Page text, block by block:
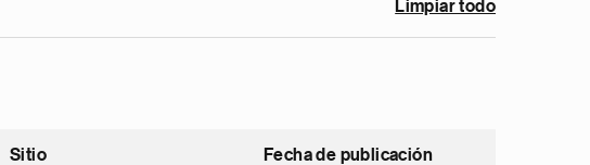
Limpiar todo
Sitio Fecha de publicación